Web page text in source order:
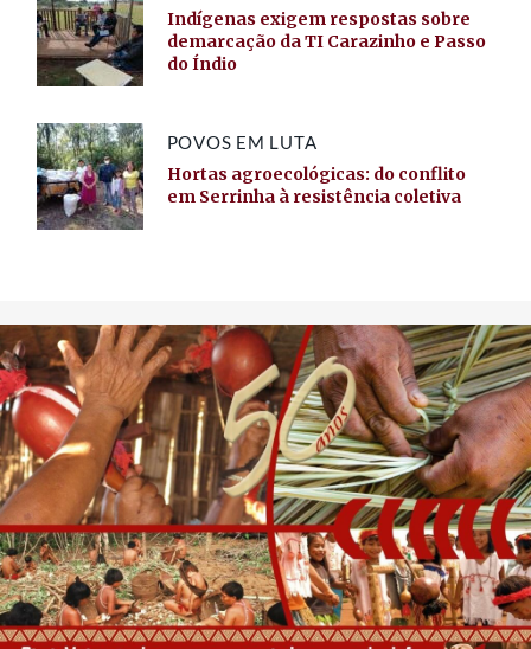
Indígenas exigem respostas sobre
demarcação da TI Carazinho e Passo
do Índio
POVOS EM LUTA
Hortas agroecológicas: do conflito
em Serrinha à resistência coletiva